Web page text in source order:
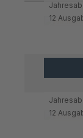
12
12